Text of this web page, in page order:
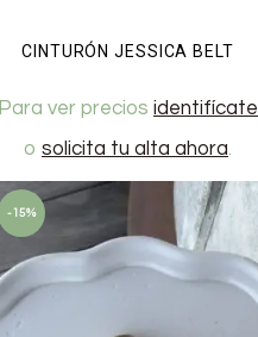
CINTURÓN JESSICA BELT
Para ver precios identifícate
o solicita tu alta ahora.
-15%